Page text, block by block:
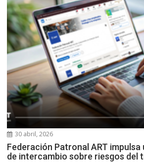
30 abril, 2026
Federación Patronal ART impulsa
de intercambio sobre riesgos del